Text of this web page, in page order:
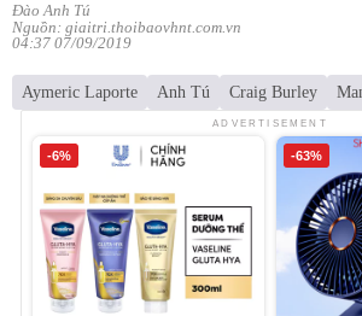
Đào Anh Tú
Nguồn: giaitri.thoibaovhnt.com.vn
04:37 07/09/2019
Aymeric Laporte Anh Tú Craig Burley
ADVERTISEMENT
-6% -63%